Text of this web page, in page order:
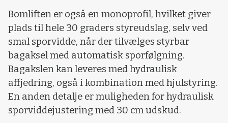
Bomliften er også en monoprofil, hvilket giver
plads til hele 30 graders styreudslag, selv ved
smal sporvidde, når der tilvælges styrbar
bagaksel med automatisk sporfølgning.
Bagakslen kan leveres med hydraulisk
affjedring, også i kombination med hjulstyring.
En anden detalje er muligheden for hydraulisk
sporviddejustering med 30 cm udskud.